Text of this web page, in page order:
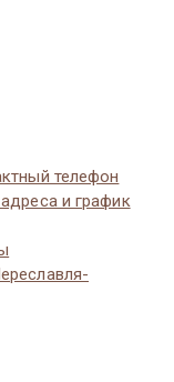
телефон
и график